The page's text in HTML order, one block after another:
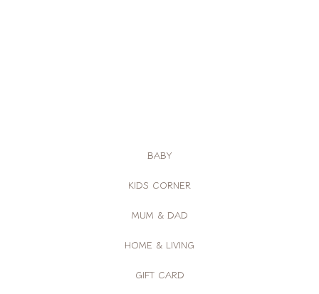
BABY
KIDS CORNER
MUM & DAD
HOME & LIVING
GIFT CARD